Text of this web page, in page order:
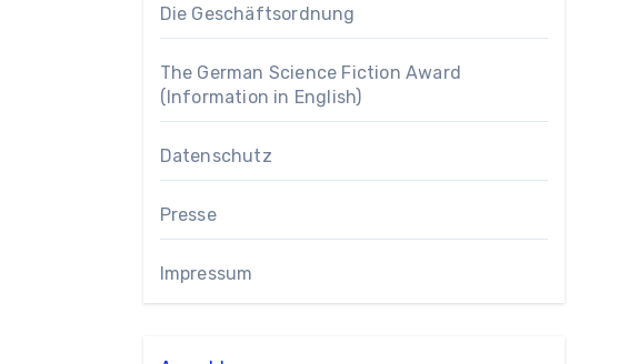
Die Geschäftsordnung
The German Science Fiction Award
(Information in English)
Datenschutz
Presse
Impressum